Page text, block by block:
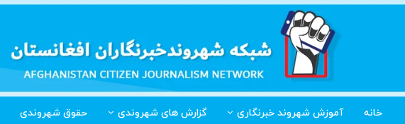
خانه آموزش شهروند خبرنگاری گزارش های شهروندی حقوق شهروندی